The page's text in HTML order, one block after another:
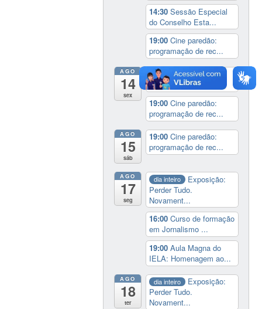
14:30Sessão Especial
do Conselho Esta...
19:00Cine paredão:
programação de rec...
AGO
14
sex
14:00 Lançamento da
cinebiografia de D...
19:00Cine paredão:
programação de rec...
AGO
15
sáb
19:00Cine paredão:
programação de rec...
AGO
17
seg
dia inteiro
Exposição:
Perder Tudo.
Novament...
16:00Curso de formação
em Jornalismo ...
19:00Aula Magna do
IELA: Homenagem ao...
AGO
18
ter
dia inteiro
Exposição:
Perder Tudo.
Novament...